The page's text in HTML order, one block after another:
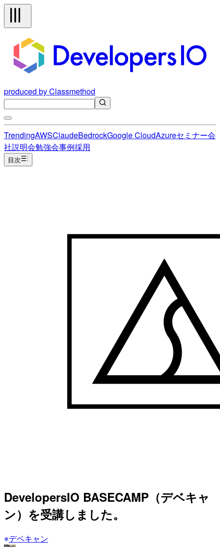
produced by Classmethod
TrendingAWSClaudeBedrockGoogle CloudAzureセミナー会
社説明会勉強会事例採用
目次
DevelopersIO BASECAMP（デベキャ
ン）を受講しました。
デベキャン